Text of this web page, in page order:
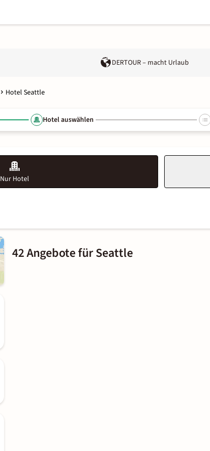
DERTOUR – macht Urlaub
Hotel Seattle
Hotel auswählen
Nur Hotel
42 Angebote für Seattle